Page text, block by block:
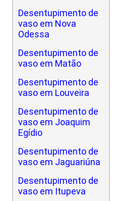
Desentupimento de
vaso em Nova
Odessa
Desentupimento de
vaso em Matão
Desentupimento de
vaso em Louveira
Desentupimento de
vaso em Joaquim
Egídio
Desentupimento de
vaso em Jaguariúna
Desentupimento de
vaso em Itupeva